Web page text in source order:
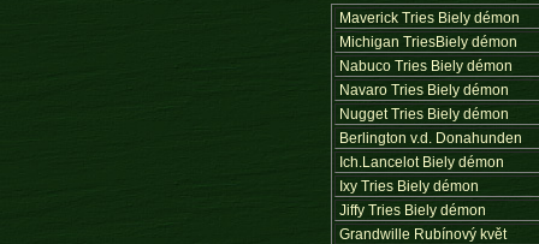
Maverick Tries Biely démon
Michigan TriesBiely démon
Nabuco Tries Biely démon
Navaro Tries Biely démon
Nugget Tries Biely démon
Berlington v.d. Donahunden
Ich.Lancelot Biely démon
Ixy Tries Biely démon
Jiffy Tries Biely démon
Grandwille Rubínový květ